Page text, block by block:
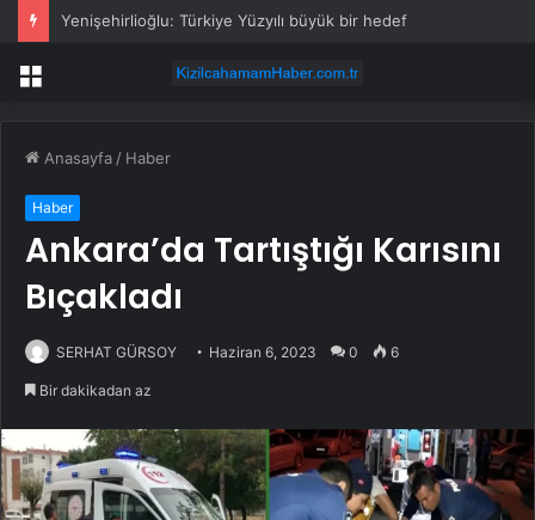
Yenişehirlioğlu: Türkiye Yüzyılı büyük bir hedef
Menü
Anasayfa / Haber
Haber
Ankara’da Tartıştığı Karısını
Bıçakladı
SERHAT GÜRSOY Haziran 6, 2023 0 6
Bir dakikadan az